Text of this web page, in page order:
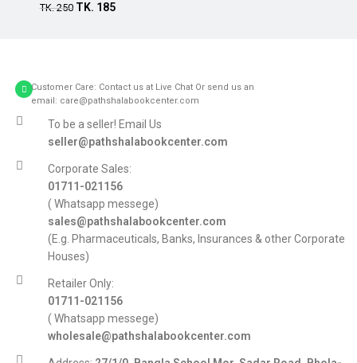
Add to cart
TK.250 TK. 185
Customer Care: Contact us at Live Chat Or send us an
email: care@pathshalabookcenter.com
To be a seller! Email Us
seller@pathshalabookcenter.com
Corporate Sales:
01711-021156
( Whatsapp messege)
sales@pathshalabookcenter.com
(E.g. Pharmaceuticals, Banks, Insurances & other Corporate
Houses)
Retailer Only:
01711-021156
( Whatsapp messege)
wholesale@pathshalabookcenter.com